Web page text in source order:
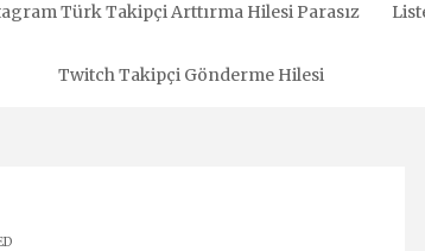
Türk Takipçi Arttırma Hilesi Parasız
Twitch Takipçi Gönderme Hilesi